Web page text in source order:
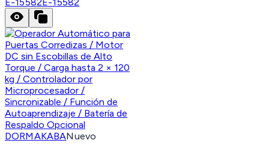
DORMAKABANuevo